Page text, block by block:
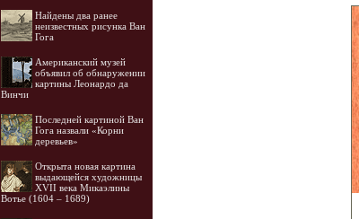
Найдены два ранее
неизвестных рисунка Ван
Гога
Американский музей
объявил об обнаружении
картины Леонардо да
Винчи
Последней картиной Ван
Гога назвали «Корни
деревьев»
Открыта новая картина
выдающейся художницы
XVII века Микаэлины
Вотье (1604 – 1689)